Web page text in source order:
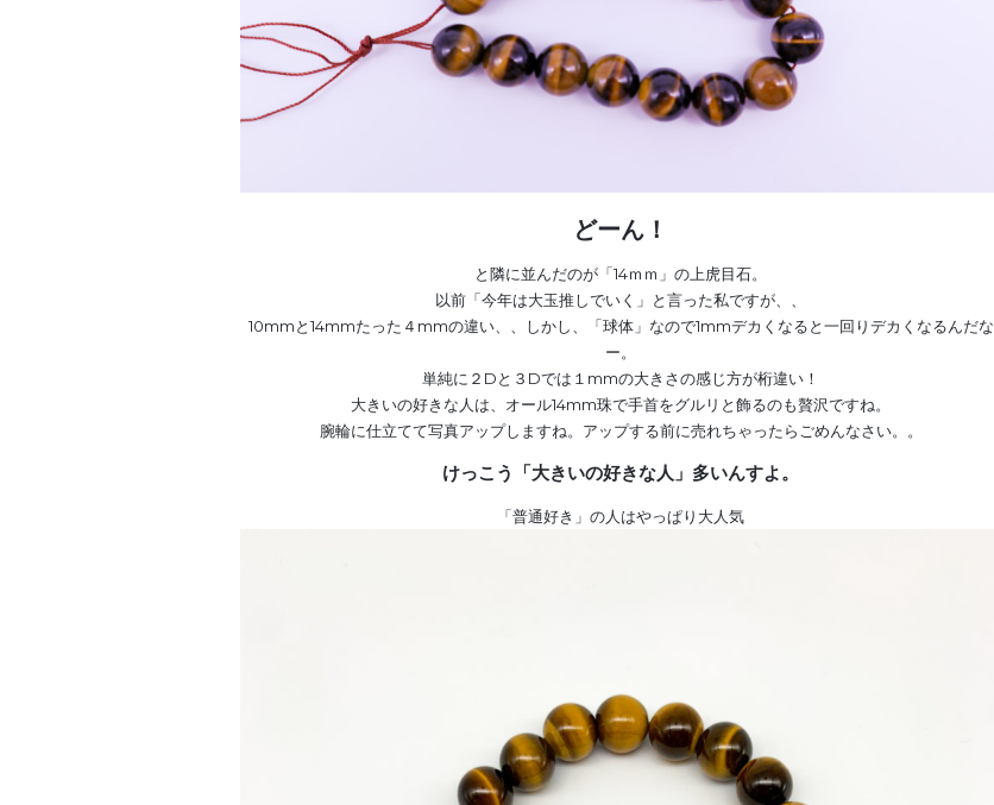
どーん！
と隣に並んだのが「14ｍｍ」の上虎目石。
以前「今年は大玉推しでいく」と言った私ですが、、
10mmと14mmたった４mmの違い、、しかし、「球体」なので1mmデカくなると一回りデカくなるんだな
ー。
単純に２Dと３Dでは１mmの大きさの感じ方が桁違い！
大きいの好きな人は、オール14mm珠で手首をグルリと飾るのも贅沢ですね。
腕輪に仕立てて写真アップしますね。アップする前に売れちゃったらごめんなさい。。
けっこう「大きいの好きな人」多いんすよ。
「普通好き」の人はやっぱり大人気